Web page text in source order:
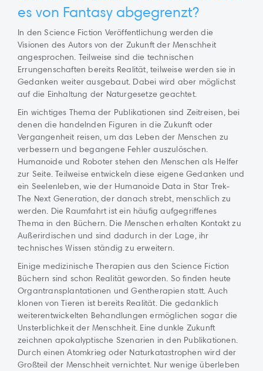
es von Fantasy abgegrenzt?
In den Science Fiction Veröffentlichung werden die
Visionen des Autors von der Zukunft der Menschheit
angesprochen. Teilweise sind die technischen
Errungenschaften bereits Realität, teilweise werden sie in
Gedanken weiter ausgebaut. Dabei wird aber möglichst
auf die Einhaltung der Naturgesetze geachtet.
Ein wichtiges Thema der Publikationen sind Zeitreisen, bei
denen die handelnden Figuren in die Zukunft oder
Vergangenheit reisen, um das Leben der Menschen zu
verbessern und begangene Fehler auszulöschen.
Humanoide und Roboter stehen den Menschen als Helfer
zur Seite. Teilweise entwickeln diese eigene Gedanken und
ein Seelenleben, wie der Humanoide Data in Star Trek-
The Next Generation, der danach strebt, menschlich zu
werden. Die Raumfahrt ist ein häufig aufgegriffenes
Thema in den Büchern. Die Menschen erhalten Kontakt zu
Außerirdischen und sind dadurch in der Lage, ihr
technisches Wissen ständig zu erweitern.
Einige medizinische Therapien aus den Science Fiction
Büchern sind schon Realität geworden. So finden heute
Organtransplantationen und Gentherapien statt. Auch
klonen von Tieren ist bereits Realität. Die gedanklich
weiterentwickelten Behandlungen ermöglichen sogar die
Unsterblichkeit der Menschheit. Eine dunkle Zukunft
zeichnen apokalyptische Szenarien in den Publikationen.
Durch einen Atomkrieg oder Naturkatastrophen wird der
Großteil der Menschheit vernichtet. Nur wenige überleben